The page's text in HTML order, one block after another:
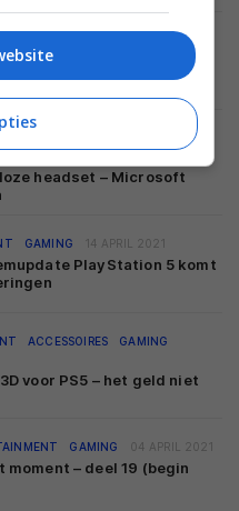
laat je nu gamen in 4K120
headset – Microsoft
GAMING 14 APRIL 2021
PlayStation 5 komt
ACCESSOIRES
GAMING
voor PS5 – het geld niet
GAMING 04 APRIL 2021
moment – deel 19 (begin